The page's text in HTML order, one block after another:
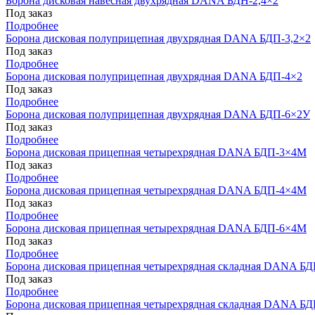
Под заказ
Подробнее
Борона дисковая полуприцепная двухрядная DANA БДП-3,2×2
Под заказ
Подробнее
Борона дисковая полуприцепная двухрядная DANA БДП-4×2
Под заказ
Подробнее
Борона дисковая полуприцепная двухрядная DANA БДП-6×2У
Под заказ
Подробнее
Борона дисковая прицепная четырехрядная DANA БДП-3×4М
Под заказ
Подробнее
Борона дисковая прицепная четырехрядная DANA БДП-4×4М
Под заказ
Подробнее
Борона дисковая прицепная четырехрядная DANA БДП-6×4М
Под заказ
Подробнее
Борона дисковая прицепная четырехрядная складная DANA
Под заказ
Подробнее
Борона дисковая прицепная четырехрядная складная DANA